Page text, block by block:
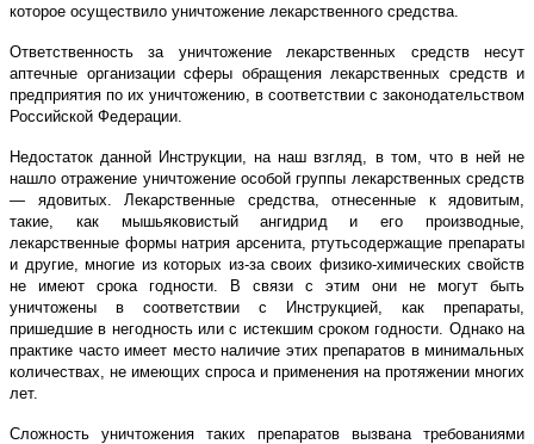
которое осуществило уничтожение лекарственного средства.
Ответственность за уничтожение лекарственных средств несут
аптечные организации сферы обращения лекарственных средств и
предприятия по их уничтожению, в соответствии с законодательством
Российской Федерации.
Недостаток данной Инструкции, на наш взгляд, в том, что в ней не
нашло отражение уничтожение особой группы лекарственных средств
— ядовитых. Лекарственные средства, отнесенные к ядовитым,
такие, как мышьяковистый ангидрид и его производные,
лекарственные формы натрия арсенита, ртутьсодержащие препараты
и другие, многие из которых из-за своих физико-химических свойств
не имеют срока годности. В связи с этим они не могут быть
уничтожены в соответствии с Инструкцией, как препараты,
пришедшие в негодность или с истекшим сроком годности. Однако на
практике часто имеет место наличие этих препаратов в минимальных
количествах, не имеющих спроса и применения на протяжении многих
лет.
Сложность уничтожения таких препаратов вызвана требованиями